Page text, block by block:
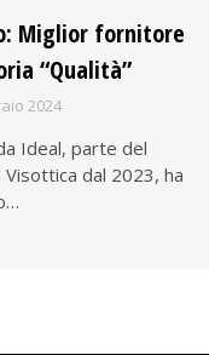
Miglior fornitore
“Qualità”
2024
Ideal, parte del
Visottica dal 2023, ha